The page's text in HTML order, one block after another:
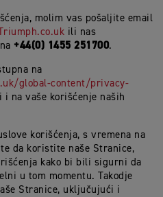
molim vas pošaljite email
ili nas
+44(0) 1455 251700.
na
global-content/privacy-
i na vaše korišćenje naših
korišćenja, s vremena na
da koristite naše Stranice,
kako bi bili sigurni da
u tom momentu. Takodje
Stranice, uključujući i